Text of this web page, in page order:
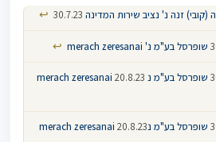
(קובי) זנה נ' נציב שירות המדינה 30.7.23
↩
שופרסל בע"מ נ' merach zeresanai ↩
שופרסל בע"מ נ merach zeresanai 20.8.23
שופרסל בע"מ נmerach zeresanai20.8.23